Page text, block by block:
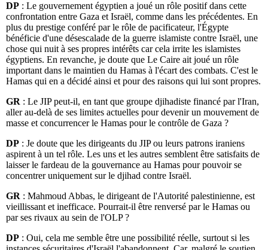
DP : Le gouvernement égyptien a joué un rôle positif dans cette
confrontation entre Gaza et Israël, comme dans les précédentes. En
plus du prestige conféré par le rôle de pacificateur, l'Égypte
bénéficie d'une désescalade de la guerre islamiste contre Israël, une
chose qui nuit à ses propres intérêts car cela irrite les islamistes
égyptiens. En revanche, je doute que Le Caire ait joué un rôle
important dans le maintien du Hamas à l'écart des combats. C'est le
Hamas qui en a décidé ainsi et pour des raisons qui lui sont propres.
GR : Le JIP peut-il, en tant que groupe djihadiste financé par l'Iran,
aller au-delà de ses limites actuelles pour devenir un mouvement de
masse et concurrencer le Hamas pour le contrôle de Gaza ?
DP : Je doute que les dirigeants du JIP ou leurs patrons iraniens
aspirent à un tel rôle. Les uns et les autres semblent être satisfaits de
laisser le fardeau de la gouvernance au Hamas pour pouvoir se
concentrer uniquement sur le djihad contre Israël.
GR : Mahmoud Abbas, le dirigeant de l'Autorité palestinienne, est
vieillissant et inefficace. Pourrait-il être renversé par le Hamas ou
par ses rivaux au sein de l'OLP ?
DP : Oui, cela me semble être une possibilité réelle, surtout si les